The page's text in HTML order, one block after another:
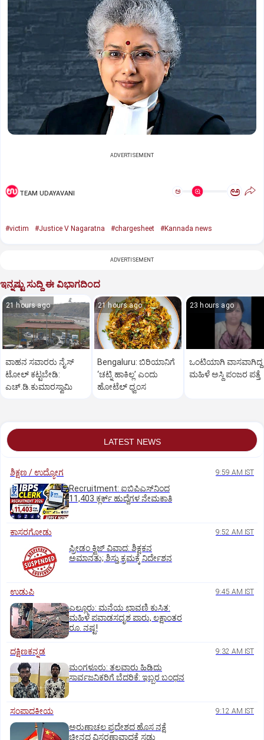
ADVERTISEMENT
TEAM UDAYAVANI ಅ ಅ
#victim #Justice V Nagaratna #chargesheet #Kannada news
ADVERTISEMENT
ಇನ್ನಷ್ಟು ಸುದ್ದಿ ಈ ವಿಭಾಗದಿಂದ
21 hours ago
ವಾಹನ ಸವಾರರು ನೈಸ್‌
ಟೋಲ್‌ ಕಟ್ಟಬೇಡಿ:
ಎಚ್‌.ಡಿ.ಕುಮಾರಸ್ವಾಮಿ
21 hours ago
Bengaluru: ಬಿರಿಯಾನಿಗೆ
‘ಚಟ್ನಿ ಹಾಕಿಲ್ಲ’ ಎಂದು
ಹೋಟೆಲ್‌ ಧ್ವಂಸ
23 hours ago
ಒಂಟಿಯಾಗಿ ವಾಸವಾಗಿದ್ದ
ಮಹಿಳೆ ಅಸ್ಥಿ ಪಂಜರ ಪತ್ತೆ
LATEST NEWS
ಶಿಕ್ಷಣ / ಉದ್ಯೋಗ 9:59 AM IST
Recruitment: ಐಬಿಪಿಎಸ್‌ನಿಂದ
11,403 ಕ್ಲರ್ಕ್‌ ಹುದ್ದೆಗಳ ನೇಮಕಾತಿ
ಕಾಸರಗೋಡು 9:52 AM IST
ಫ್ರೀಡಂ ಕ್ವಿಜ್‌ ವಿವಾದ: ಶಿಕ್ಷಕನ
ಅಮಾನತು; ಶಿಸ್ತು ಕ್ರಮಕ್ಕೆ ನಿರ್ದೇಶನ
ಉಡುಪಿ 9:45 AM IST
ಎಲ್ಲೂರು: ಮನೆಯ ಛಾವಣಿ ಕುಸಿತ:
ಮಹಿಳೆ ಪವಾಡಸದೃಶ ಪಾರು, ಲಕ್ಷಾಂತರ
ರೂ. ನಷ್ಟ!
ದಕ್ಷಿಣಕನ್ನಡ 9:32 AM IST
ಮಂಗಳೂರು: ತಲವಾರು ಹಿಡಿದು
ಸಾರ್ವಜನಿಕರಿಗೆ ಬೆದರಿಕೆ: ಇಬ್ಬರ ಬಂಧನ
ಸಂಪಾದಕೀಯ 9:12 AM IST
ಅರುಣಾಚಲ ಪ್ರದೇಶದ ಹೊಸ ನಕ್ಷೆ
ಚೀನದ ವಿಸ್ತರಣಾವಾದಕ್ಕೆ ಸಡ್ಡು